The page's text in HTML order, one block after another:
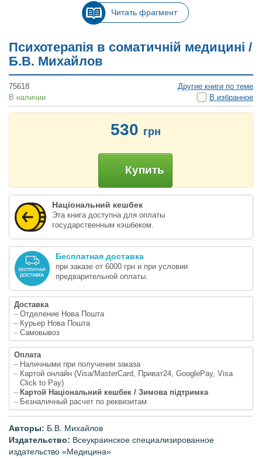
Читать фрагмент
Психотерапія в соматичній медицині /
Б.В. Михайлов
75618
Другие книги по теме
В наличии
В избранное
530 грн
Купить
Національний кешбек
Эта книга доступна для оплаты
государственным кэшбеком.
Бесплатная доставка
при заказе от 6000 грн и при условии
предварительной оплаты.
Доставка
Отделение Нова Пошта
Курьер Нова Пошта
Самовывоз
Оплата
Наличными при получении заказа
Картой онлайн (Visa/MasterCard, Приват24, GooglePay, Visa
Click to Pay)
Картой Національний кешбек / Зимова підтримка
Безналичный расчет по реквизитам
Авторы: Б.В. Михайлов
Издательство: Всеукраинское специализированное
издательство «Медицина»